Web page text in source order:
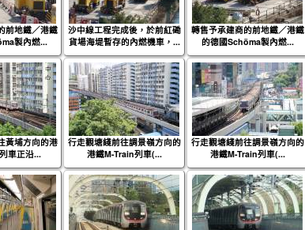
前地鐵／港鐵
製內燃...
沙中線工程完成後，於前紅磡
貨場海堤暫存的內燃機車，...
轉售予承建商的前地鐵／港鐵
的德國Schöma製內燃...
黃埔方向的港
車正沿...
行走觀塘綫前往調景嶺方向的
港鐵M-Train列車(...
行走觀塘綫前往調景嶺方向的
港鐵M-Train列車(...